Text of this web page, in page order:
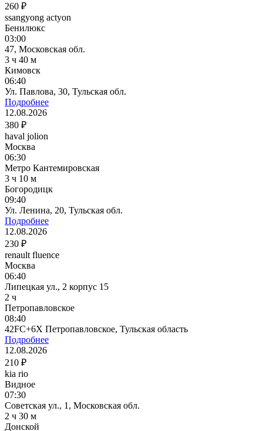
260 ₽
ssangyong actyon
Бенилюкс
03:00
47, Московская обл.
3 ч 40 м
Кимовск
06:40
Ул. Павлова, 30, Тульская обл.
Подробнее
12.08.2026
380 ₽
haval jolion
Москва
06:30
Метро Кантемировская
3 ч 10 м
Богородицк
09:40
Ул. Ленина, 20, Тульская обл.
Подробнее
12.08.2026
230 ₽
renault fluence
Москва
06:40
Липецкая ул., 2 корпус 15
2 ч
Петропавловское
08:40
42FC+6X Петропавловское, Тульская область
Подробнее
12.08.2026
210 ₽
kia rio
Видное
07:30
Советская ул., 1, Московская обл.
2 ч 30 м
Донской